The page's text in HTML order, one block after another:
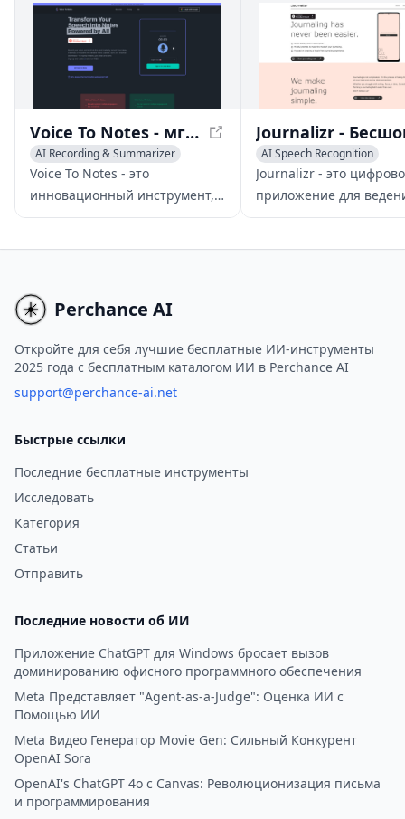
процессом создания заметок
за вас.
бесшовным опытом.
Voice To Notes - мгновенно конвертируйте голос в редактируемые заметки с помощью ИИ
AI Recording & Summarizer
AI Notes Assistant
Transcription
Voice To Notes - это
инновационный инструмент,
который использует ИИ для
мысли, встречи или идеи, и
пусть приложение займется
процессом создания заметок
за вас.
AI Speech Recognition
AI Recording & Summarizer
AI Productivity Tools
Journalizr - это
приложение для
дневника, которое
бесшовным опытом.
Perchance AI
Откройте для себя лучшие бесплатные ИИ-инструменты
2025 года с бесплатным каталогом ИИ в Perchance AI
support@perchance-ai.net
Быстрые ссылки
Последние бесплатные инструменты
Исследовать
Категория
Статьи
Отправить
Последние новости об ИИ
Приложение ChatGPT для Windows бросает вызов
доминированию офисного программного обеспечения
Meta Представляет "Agent-as-a-Judge": Оценка ИИ с
Помощью ИИ
Meta Видео Генератор Movie Gen: Сильный Конкурент
OpenAI Sora
OpenAI's ChatGPT 4o с Canvas: Революционизация письма
и программирования